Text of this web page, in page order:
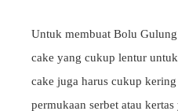
Untuk membuat Bolu
cake yang cukup lentur
cake juga harus cukup
permukaan serbet atau